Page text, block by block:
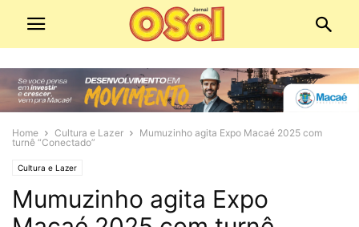
Home Cultura e Lazer
Mumuzinho agita Expo Macaé 2025 com
turnê “Conectado”
Cultura e Lazer
Mumuzinho agita Expo